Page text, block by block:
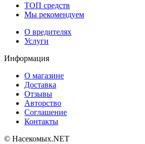
ТОП средств
Мы рекомендуем
О вредителях
Услуги
Информация
О магазине
Доставка
Отзывы
Авторство
Соглашение
Контакты
© Насекомых.NET